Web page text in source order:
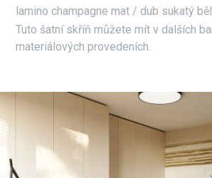
lamino champagne mat / dub sukatý
Tuto šatní skříň můžete mít v dalších
materiálových provedeních.